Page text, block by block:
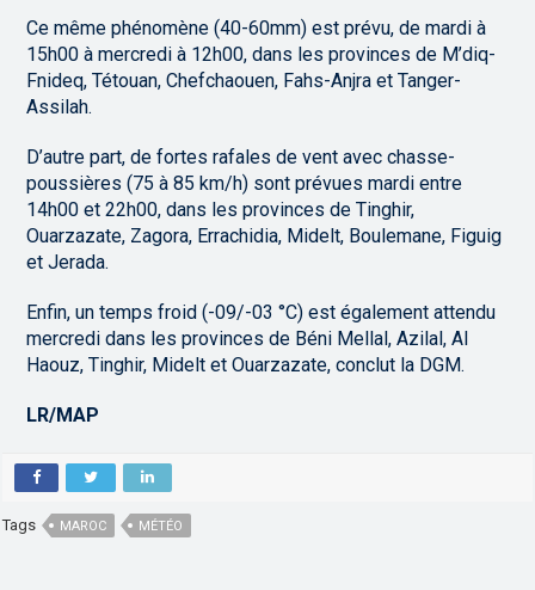
Ce même phénomène (40-60mm) est prévu, de mardi à
15h00 à mercredi à 12h00, dans les provinces de M’diq-
Fnideq, Tétouan, Chefchaouen, Fahs-Anjra et Tanger-
Assilah.
D’autre part, de fortes rafales de vent avec chasse-
poussières (75 à 85 km/h) sont prévues mardi entre
14h00 et 22h00, dans les provinces de Tinghir,
Ouarzazate, Zagora, Errachidia, Midelt, Boulemane, Figuig
et Jerada.
Enfin, un temps froid (-09/-03 °C) est également attendu
mercredi dans les provinces de Béni Mellal, Azilal, Al
Haouz, Tinghir, Midelt et Ouarzazate, conclut la DGM.
LR/MAP
Tags MAROC MÉTÉO